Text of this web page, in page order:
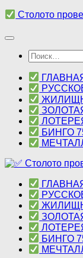
Перейти
содержимому
Столото
Найти:
БИНГО
БИНГО